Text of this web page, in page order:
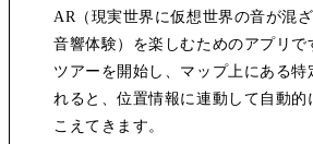
AR（現実世界に仮想世界の音が混
音響体験）を楽しむためのアプリで
ツアーを開始し、マップ上にある特
れると、位置情報に連動して自動的
こえてきます。